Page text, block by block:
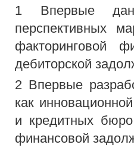
1 Впервые
перспективных
факторинговой
дебиторской
2 Впервые
как
и кредитных
финансовой